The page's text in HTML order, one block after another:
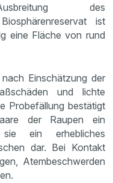
des
ist
eine Fläche von rund
Einschätzung der
und lichte
Probefällung bestätigt
der Raupen ein
ein erhebliches
dar. Bei Kontakt
Atembeschwerden